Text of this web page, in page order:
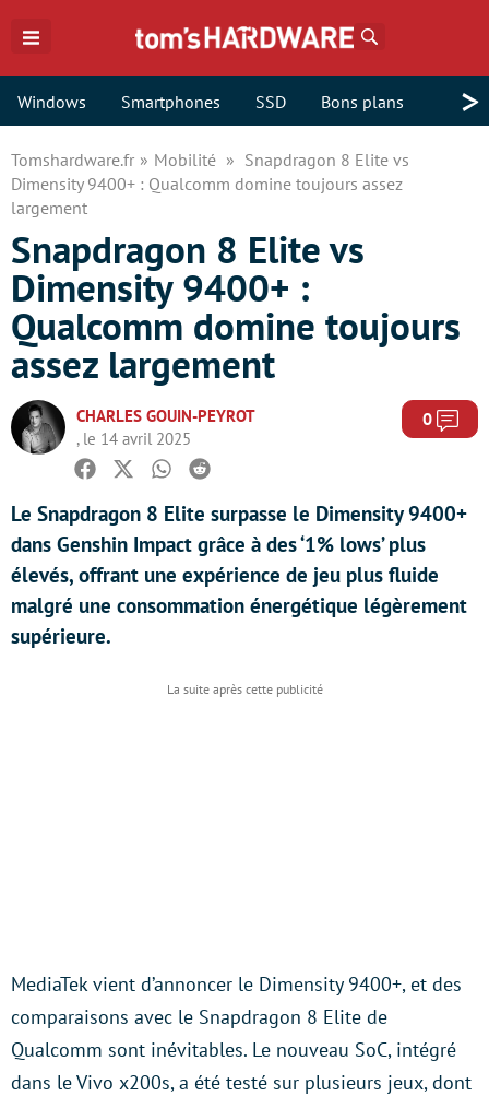
Windows Smartphones SSD Bons plans >
Tomshardware.fr Mobilité
Snapdragon 8 Elite vs
Dimensity 9400+ : Qualcomm domine toujours assez
largement
Snapdragon 8 Elite vs
Dimensity 9400+ :
Qualcomm domine toujours
assez largement
CHARLES GOUIN-PEYROT
, le 14 avril 2025
0
Facebook
TwitterWhatsapp
Reddit
Le Snapdragon 8 Elite surpasse le Dimensity 9400+
dans Genshin Impact grâce à des ‘1% lows’ plus
élevés, offrant une expérience de jeu plus fluide
malgré une consommation énergétique légèrement
supérieure.
MediaTek vient d’annoncer le Dimensity 9400+, et des
comparaisons avec le Snapdragon 8 Elite de
Qualcomm sont inévitables. Le nouveau SoC, intégré
dans le Vivo x200s, a été testé sur plusieurs jeux, dont